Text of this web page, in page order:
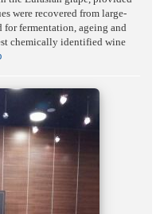
were recovered from large-
for fermentation, ageing and
chemically identified wine